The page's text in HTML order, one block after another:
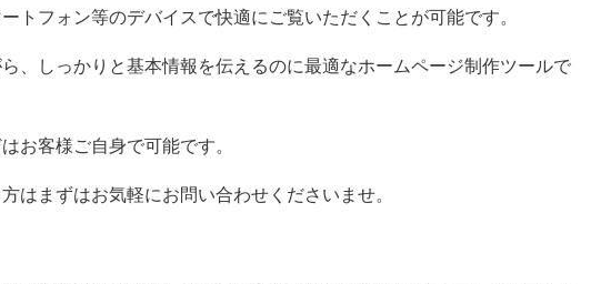
トフォン等のデバイスで快適にご覧いただくことが可能です。
、しっかりと基本情報を伝えるのに最適なホームページ制作ツールで
お客様ご自身で可能です。
はまずはお気軽にお問い合わせくださいませ。